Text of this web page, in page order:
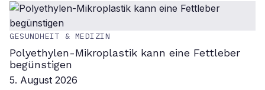
GESUNDHEIT & MEDIZIN
Polyethylen-Mikroplastik kann eine Fettleber
begünstigen
5. August 2026